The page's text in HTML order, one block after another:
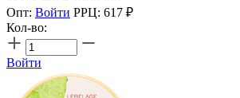
Опт: Войти РРЦ: 617 ₽
Кол-во:
Войти